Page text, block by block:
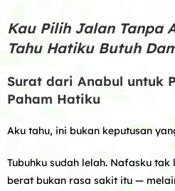
Kau Pilih Jalan Tanpa
Tahu Hatiku Butuh
Surat dari Anabul untuk
Paham Hatiku
Aku tahu, ini bukan keputusan
Tubuhku sudah lelah. Nafasku
berat bukan rasa sakit itu —